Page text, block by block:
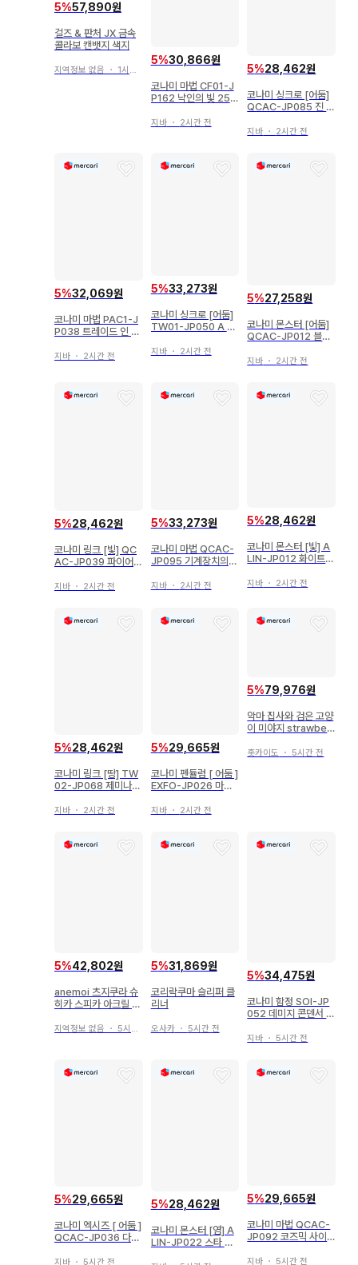
5%57,890원
걸즈 & 판처 JX 금속
콜라보 캔뱃지 색지
지역정보 없음 ・ 1시간 전
5%30,866원
코나미 마법 CF01-J
P162 낙인의 빛 25t
지바・ 2시간 전
5%28,462원
코나미 싱크로 [어둠]
QCAC-JP085 진 육
지바 ・ 2시간 전
5%32,069원
코나미 마법 PAC1-J
P038 트레이드 인 프
지바 ・ 2시간 전
5%33,273원
코나미 싱크로 [어둠]
TW01-JP050 A O
크
지바・ 2시간 전
5%27,258원
코나미 몬스터 [어둠]
QCAC-JP012 블랙
릿
지바 ・ 2시간 전
5%28,462원
코나미 링크 [빛] QC
AC-JP039 파이어월
지바 ・ 2시간 전
5%33,273원
코나미 마법 QCAC-
JP095 기계장치의
25th 시크
지바・ 2시간 전
5%28,462원
코나미 몬스터 [빛] A
LIN-JP012 화이트
지바 ・ 2시간 전
5%28,462원
코나미 링크 [땅] TW
02-JP068 제미나이
크
지바 ・ 2시간 전
5%29,665원
코나미 펜듈럼 [ 어둠 ]
EXFO-JP026 마도
지바・ 2시간 전
5%79,976원
악마 집사와 검은 고양
이 미야지 strawberr
홋카이도 ・5시간 전
5%42,802원
anemoi 츠지쿠라 슈
히카 스피카 아크릴 스
벌
지역정보 없음 ・ 5시간 전
5%31,869원
코리락쿠마 슬리퍼 클
리너
오사카・ 5시간 전
5%34,475원
코나미 함정 SOI-JP
052 데미지 콘덴서 레
지바 ・5시간 전
5%29,665원
코나미 엑시즈 [ 어둠 ]
QCAC-JP036 다크
곤 25th 시크
지바 ・ 5시간 전
5%28,462원
코나미 몬스터 [염] A
LIN-JP022 스타 라
5%29,665원
코나미 마법 QCAC-
JP092 코즈믹 사이
지바 ・5시간 전